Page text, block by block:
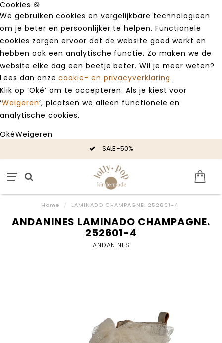
Cookies 🍪
We gebruiken cookies en vergelijkbare technologieën
om je beter en persoonlijker te helpen. Functionele
cookies zorgen ervoor dat de website goed werkt en
hebben ook een analytische functie. Zo maken we de
website elke dag een beetje beter. Wil je meer weten?
Lees dan onze cookie- en privacyverklaring.
Klik op ‘Oké’ om te accepteren. Als je kiest voor
‘Weigeren’, plaatsen we alleen functionele en
analytische cookies.
OkéWeigeren
SALE -50%
Home / LAMINADO CHAMPAGNE. 252601-4
ANDANINES LAMINADO CHAMPAGNE.
252601-4
ANDANINES